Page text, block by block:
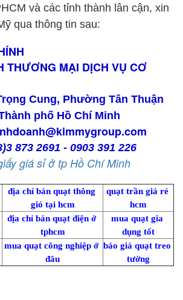
và các tỉnh thành lân cận, xin
qua thông tin sau:
THƯƠNG MẠI DỊCH VỤ CƠ
Cung, Phường Tân Thuận
phố Hồ Chí Minh
873 2691 - 0903 391 226
giá sỉ ở tp Hồ Chí Minh
địa chỉ bán quạt thông
gió tại hcm
quạt trần giá rẻ
hcm
địa chỉ bán quạt điện ở
tphcm
mua quạt gia
dụng tốt
mua quạt công nghiệp ở
đâu
báo giá quạt treo
tường